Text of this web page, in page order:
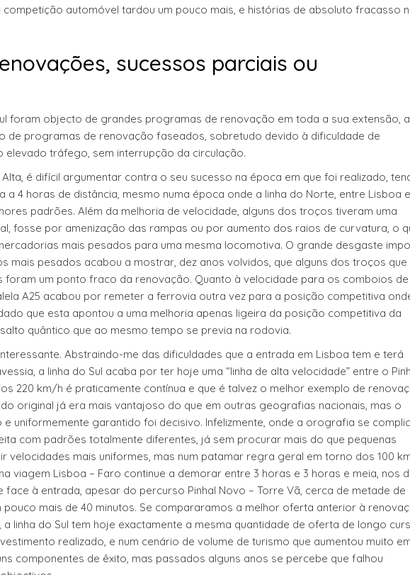
automóvel tardou um pouco mais, e histórias de absoluto fracasso
sucessos parciais ou
foram objecto de grandes programas de renovação em toda a sua extensão,
de programas de renovação faseados, sobretudo devido à dificuldade de
elevado tráfego, sem interrupção da circulação.
é difícil argumentar contra o seu sucesso na época em que foi realizado,
a 4 horas de distância, mesmo numa época onde a linha do Norte, entre Lisboa e
padrões. Além da melhoria de velocidade, alguns dos troços tiveram uma
fosse por amenização das rampas ou por aumento dos raios de curvatura, o
mais pesados para uma mesma locomotiva. O grande desgaste
mais pesados acabou a mostrar, dez anos volvidos, que alguns dos troços que
foram um ponto fraco da renovação. Quanto à velocidade para os comboios de
A25 acabou por remeter a ferrovia outra vez para a posição competitiva
que esta apontou a uma melhoria apenas ligeira da posição competitiva da
quântico que ao mesmo tempo se previa na rodovia.
Abstraindo-me das dificuldades que a entrada em Lisboa tem e terá
a linha do Sul acaba por ter hoje uma “linha de alta velocidade” entre o
220 km/h é praticamente contínua e que é talvez o melhor exemplo de
original já era mais vantajoso do que em outras geografias nacionais, mas o
uniformemente garantido foi decisivo. Infelizmente, onde a orografia se
com padrões totalmente diferentes, já sem procurar mais do que pequenas
velocidades mais uniformes, mas num patamar regra geral em torno dos 100
viagem Lisboa – Faro continue a demorar entre 3 horas e 3 horas e meia, nos
à entrada, apesar do percurso Pinhal Novo – Torre Vã, cerca de metade de
mais de 40 minutos. Se compararamos a melhor oferta anterior à
linha do Sul tem hoje exactamente a mesma quantidade de oferta de longo
realizado, e num cenário de volume de turismo que aumentou muito
componentes de êxito, mas passados alguns anos se percebe que falhou